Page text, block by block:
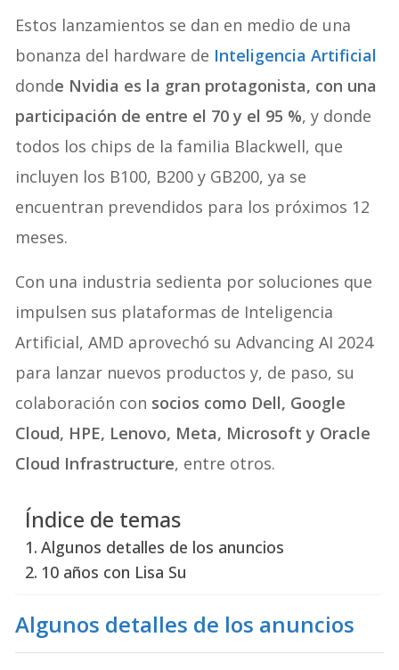
Estos lanzamientos se dan en medio de una
bonanza del hardware de Inteligencia Artificial
donde Nvidia es la gran protagonista, con una
participación de entre el 70 y el 95 %, y donde
todos los chips de la familia Blackwell, que
incluyen los B100, B200 y GB200, ya se
encuentran prevendidos para los próximos 12
meses.
Con una industria sedienta por soluciones que
impulsen sus plataformas de Inteligencia
Artificial, AMD aprovechó su Advancing AI 2024
para lanzar nuevos productos y, de paso, su
colaboración con socios como Dell, Google
Cloud, HPE, Lenovo, Meta, Microsoft y Oracle
Cloud Infrastructure, entre otros.
Índice de temas
Algunos detalles de los anuncios
10 años con Lisa Su
Algunos detalles de los anuncios